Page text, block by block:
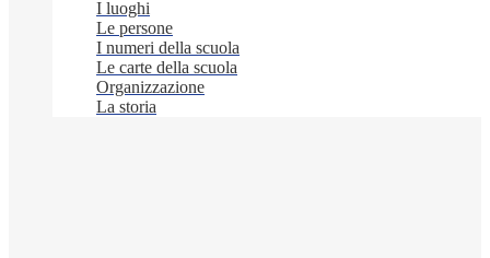
I luoghi
Le persone
I numeri della scuola
Le carte della scuola
Organizzazione
La storia